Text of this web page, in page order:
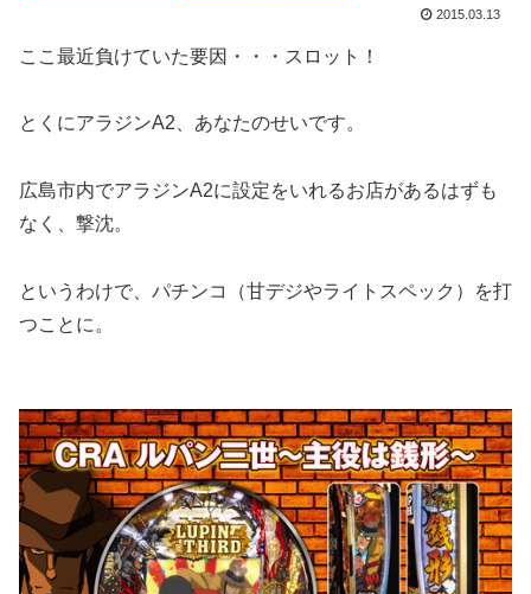
2015.03.13
ここ最近負けていた要因・・・スロット！
とくにアラジンA2、あなたのせいです。
広島市内でアラジンA2に設定をいれるお店があるはずも
なく、撃沈。
というわけで、パチンコ（甘デジやライトスペック）を打
つことに。